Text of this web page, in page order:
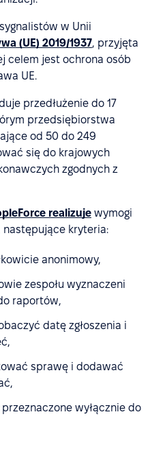
w Unii
(UE) 2019/1937, przyjęta
celem jest ochrona osób
UE.
przedłużenie do 17
przedsiębiorstwa
od 50 do 249
się do krajowych
zgodnych z
realizuje wymogi
następujące kryteria:
anonimowy,
zespołu wyznaczeni
raportów,
datę zgłoszenia i
sprawę i dodawać
wyłącznie do